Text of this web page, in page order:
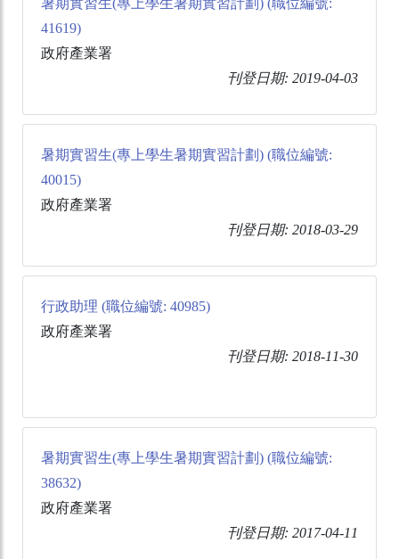
暑期實習生(專上學生暑期實習計劃) (職位編號:
41619)
政府產業署
刊登日期: 2019-04-03
暑期實習生(專上學生暑期實習計劃) (職位編號:
40015)
政府產業署
刊登日期: 2018-03-29
行政助理 (職位編號: 40985)
政府產業署
刊登日期: 2018-11-30
暑期實習生(專上學生暑期實習計劃) (職位編號:
38632)
政府產業署
刊登日期: 2017-04-11